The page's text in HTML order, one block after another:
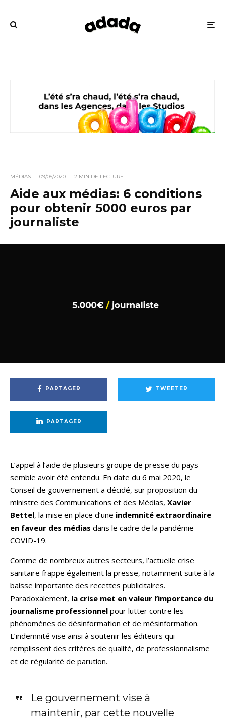
MÉDIAS · 09/05/2020 · 2 MIN DE LECTURE
Aide aux médias: 6 conditions
pour obtenir 5000 euros par
journaliste
PARTAGER TWEETER
PARTAGER
L’appel à l’aide de plusieurs groupe de presse du pays
semble avoir été entendu. En date du 6 mai 2020, le
Conseil de gouvernement a décidé, sur proposition du
ministre des Communications et des Médias, Xavier
Bettel, la mise en place d’une indemnité extraordinaire
en faveur des médias dans le cadre de la pandémie
COVID-19.
Comme de nombreux autres secteurs, l’actuelle crise
sanitaire frappe également la presse, notamment suite à la
baisse importante des recettes publicitaires.
Paradoxalement, la crise met en valeur l’importance du
journalisme professionnel pour lutter contre les
phénomènes de désinformation et de mésinformation.
L’indemnité vise ainsi à soutenir les éditeurs qui
remplissent des critères de qualité, de professionnalisme
et de régularité de parution.
Le gouvernement vise à
maintenir, par cette nouvelle